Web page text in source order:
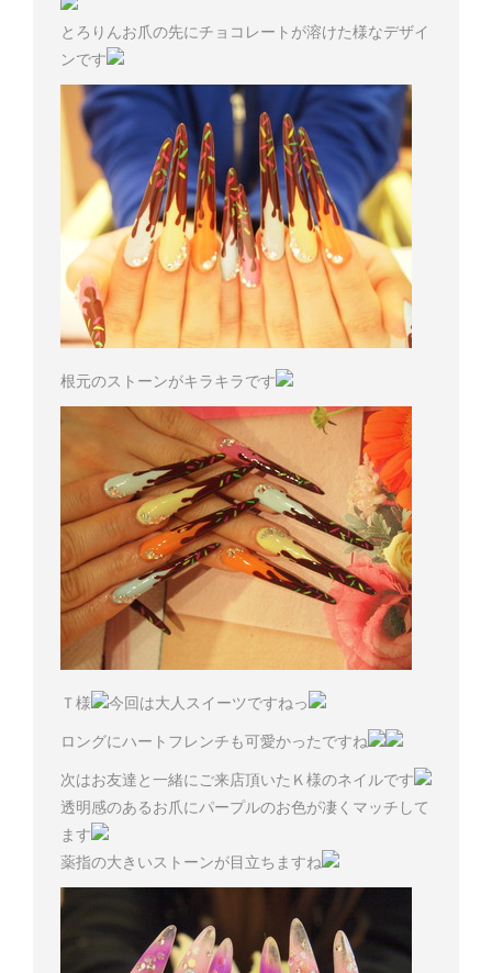
とろりんお爪の先にチョコレートが溶けた様なデザイ
ンです
根元のストーンがキラキラです
Ｔ様 今回は大人スイーツですねっ
ロングにハートフレンチも可愛かったですね
次はお友達と一緒にご来店頂いたＫ様のネイルです
透明感のあるお爪にパープルのお色が凄くマッチして
ます
薬指の大きいストーンが目立ちますね